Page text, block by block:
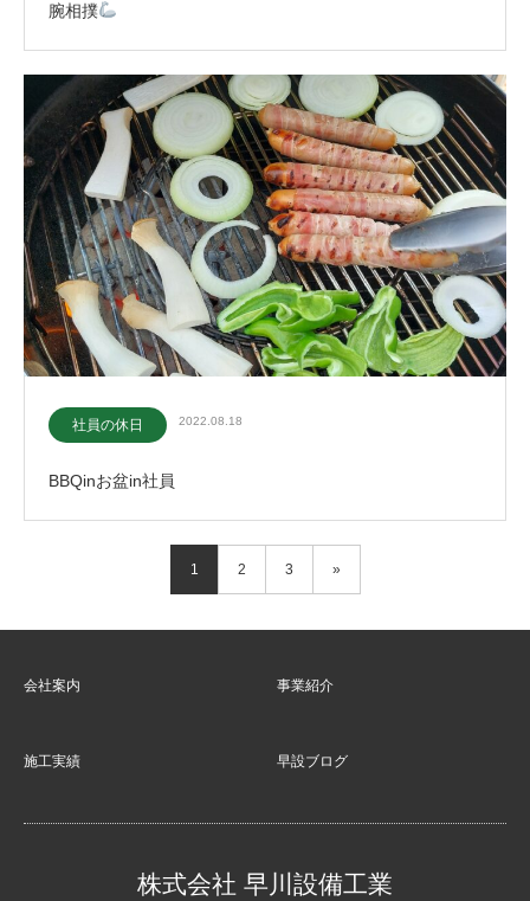
腕相撲
社員の休日 2022.08.18
BBQinお盆in社員
1 2 3 »
会社案内 事業紹介
施工実績 早設ブログ
株式会社 早川設備工業